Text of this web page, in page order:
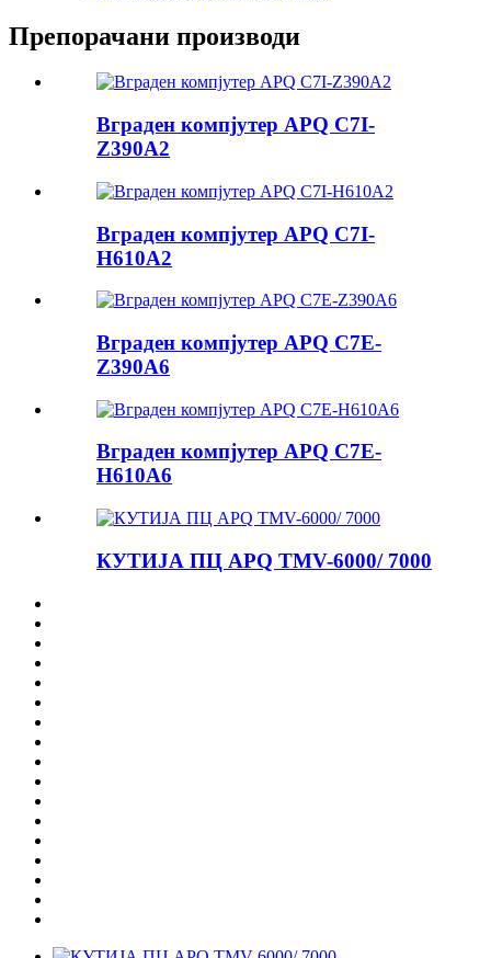
Препорачани производи
Вграден компјутер APQ C7I-
Z390A2
Вграден компјутер APQ C7I-
H610A2
Вграден компјутер APQ C7E-
Z390A6
Вграден компјутер APQ C7E-
H610A6
КУТИЈА ПЦ APQ TMV-6000/ 7000